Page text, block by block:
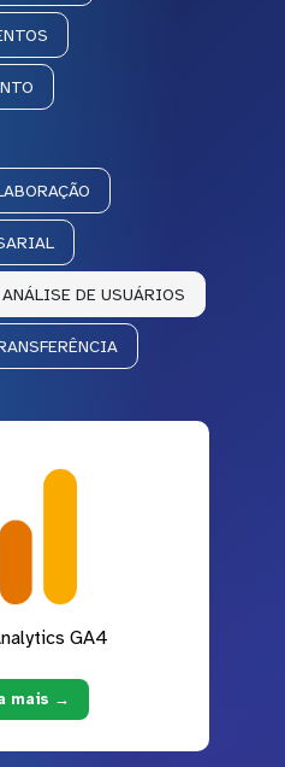
ANÁLISE DE USUÁRIOS
GA4
mais →